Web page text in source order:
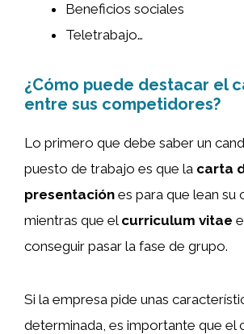
Beneficios sociales
Teletrabajo…
¿Cómo puede destacar el
entre sus competidores?
Lo primero que debe saber un
puesto de trabajo es que la carta
presentación es para que lean su
mientras que el curriculum vitae
conseguir pasar la fase de grupo.
Si la empresa pide unas
determinada, es importante que el